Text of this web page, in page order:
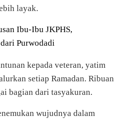
layak.
Ibu-Ibu JKPHS,
Purwodadi
kepada veteran, yatim
setiap Ramadan. Ribuan
bagian dari tasyakuran.
wujudnya dalam